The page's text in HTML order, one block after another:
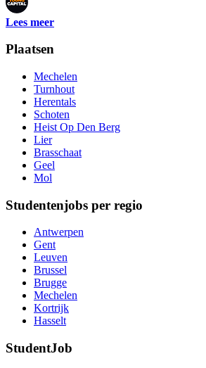
Lees meer
Plaatsen
Mechelen
Turnhout
Herentals
Schoten
Heist Op Den Berg
Lier
Brasschaat
Geel
Mol
Studentenjobs per regio
Antwerpen
Gent
Leuven
Brussel
Brugge
Mechelen
Kortrijk
Hasselt
StudentJob